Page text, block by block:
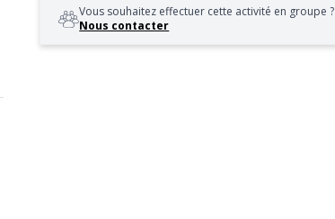
Vous souhaitez effectuer cette activité en groupe ?
Nous contacter